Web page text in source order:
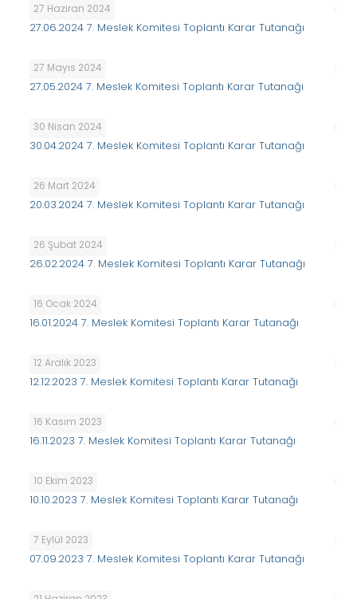
27 Haziran 2024
27.06.2024 7. Meslek Komitesi Toplantı Karar Tutanağı
27 Mayıs 2024
27.05.2024 7. Meslek Komitesi Toplantı Karar Tutanağı
30 Nisan 2024
30.04.2024 7. Meslek Komitesi Toplantı Karar Tutanağı
26 Mart 2024
20.03.2024 7. Meslek Komitesi Toplantı Karar Tutanağı
26 Şubat 2024
26.02.2024 7. Meslek Komitesi Toplantı Karar Tutanağı
16 Ocak 2024
16.01.2024 7. Meslek Komitesi Toplantı Karar Tutanağı
12 Aralık 2023
12.12.2023 7. Meslek Komitesi Toplantı Karar Tutanağı
16 Kasım 2023
16.11.2023 7. Meslek Komitesi Toplantı Karar Tutanağı
10 Ekim 2023
10.10.2023 7. Meslek Komitesi Toplantı Karar Tutanağı
7 Eylül 2023
07.09.2023 7. Meslek Komitesi Toplantı Karar Tutanağı